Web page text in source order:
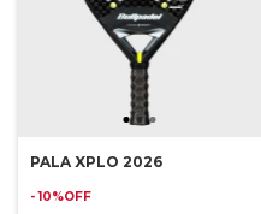
PALA XPLO 2026
- 10%OFF